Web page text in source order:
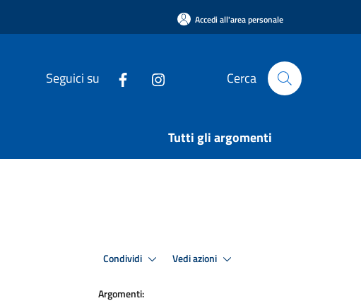
Accedi all'area personale
Seguici su Cerca
Tutti gli argomenti
Condividi Vedi azioni
Argomenti: